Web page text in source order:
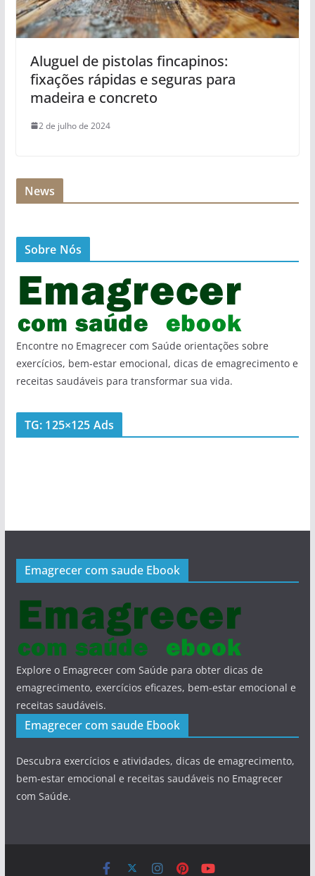
Aluguel de pistolas fincapinos:
fixações rápidas e seguras para
madeira e concreto
2 de julho de 2024
News
Sobre Nós
Encontre no Emagrecer com Saúde orientações sobre
exercícios, bem-estar emocional, dicas de emagrecimento e
receitas saudáveis para transformar sua vida.
TG: 125×125 Ads
Emagrecer com saude Ebook
Explore o Emagrecer com Saúde para obter dicas de
emagrecimento, exercícios eficazes, bem-estar emocional e
receitas saudáveis.
Emagrecer com saude Ebook
Descubra exercícios e atividades, dicas de emagrecimento,
bem-estar emocional e receitas saudáveis no Emagrecer
com Saúde.